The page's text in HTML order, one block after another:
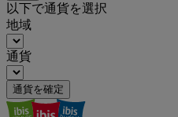
以下で通貨を選択
地域
通貨
通貨を確定